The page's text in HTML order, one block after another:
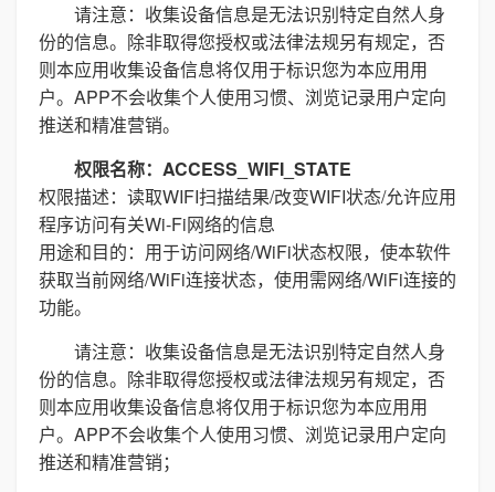
请注意：收集设备信息是无法识别特定自然人身
份的信息。除非取得您授权或法律法规另有规定，否
则本应用收集设备信息将仅用于标识您为本应用用
户。APP不会收集个人使用习惯、浏览记录用户定向
推送和精准营销。
权限名称：ACCESS_WIFI_STATE
权限描述：读取WIFI扫描结果/改变WIFI状态/允许应用
程序访问有关Wi-Fi网络的信息
用途和目的：用于访问网络/WiFi状态权限，使本软件
获取当前网络/WiFi连接状态，使用需网络/WiFi连接的
功能。
请注意：收集设备信息是无法识别特定自然人身
份的信息。除非取得您授权或法律法规另有规定，否
则本应用收集设备信息将仅用于标识您为本应用用
户。APP不会收集个人使用习惯、浏览记录用户定向
推送和精准营销；